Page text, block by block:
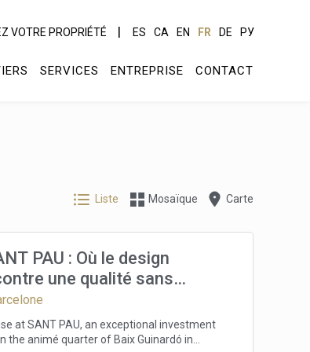
VOTRE PROPRIÉTÉ ES CA EN FR DE РУ
SERVICES ENTREPRISE CONTACT
Liste Mosaïque Carte
PAU : Où le design
une qualité sans
at SANT PAU, an exceptional investment
the animé quarter of Baix Guinardó in